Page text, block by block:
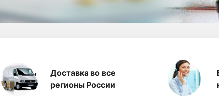
полиэтилена,
Доставка во все
регионы России